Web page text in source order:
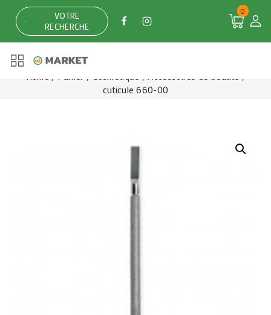
content
VOTRE
RECHERCHE
0
Home / Panier / Cosmétique / Accessoires de beauté /
cuticule 660-00